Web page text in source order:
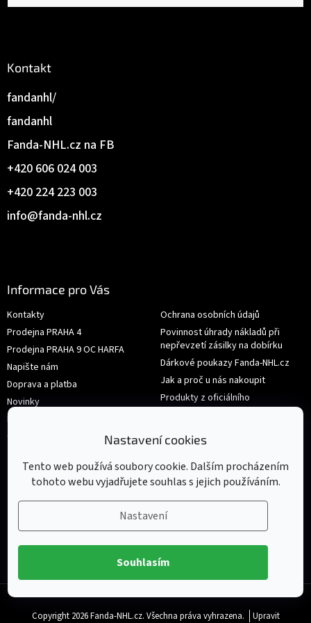
Nastavení cookies
Tento web používá soubory cookie. Dalším procházením
tohoto webu vyjadřujete souhlas s jejich používáním.
Nastavení
Souhlasím
Kontakt
info@fanda-nhl.cz
+420 224 223 003
+420 606 024 003
Fanda-NHL.cz na FB
fandanhl
fandanhl/
Informace pro Vás
Kontakty
Prodejna PRAHA 4
Prodejna PRAHA 9 OC HARFA
Napište nám
Doprava a platba
Novinky
Hodnocení obchodu
Obchodní podmínky
Ochrana osobních údajů
Povinnost úhrady nákladů při
nepřevzetí zásilky na dobírku
Dárkové poukazy Fanda-NHL.cz
Jak a proč u nás nakoupit
Produkty z oficiálního
shop.nhl.com
Výměna nebo vrácení zboží
Copyright 2026Fanda-NHL.cz. Všechna práva vyhrazena.
Upravit